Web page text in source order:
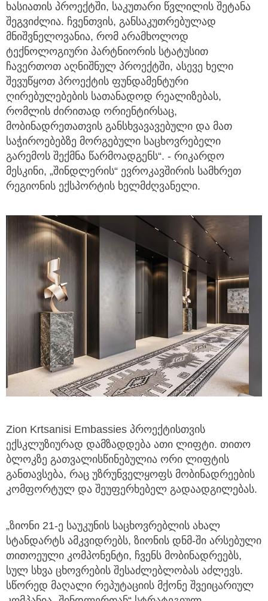
ხასიათის პროექტში, საკუთარი წვლილის შეტანა
შეგვიძლია. ჩვენთვის, განსაკუთრებულად
მნიშვნელოვანია, რომ არამხოლოდ
ტექნოლოგიური პარტნიორის სტატუსით
ჩავერთოთ აღნიშნულ პროექტში, ასევე ხელი
შევუწყოთ პროექტის ფუნდამენტური
ღირებულებების სათანადოდ რეალიზებას,
რომლის ძირითად ორიენტირსაც,
მობინადრეთათვის განსხვავავებული და მათ
საჭიროებებზე მორგებული საცხოვრებელი
გარემოს შექმნა წარმოადგენს“. - რიკარდო
მესკინი, „შინდლერის“ ევროკავშირის სამხრეთ
რეგიონის ექსპორტის ხელმძღვანელი.
Zion Krtsanisi Embassies პროექტისთვის
ექსკლუზიურად დამზადდება ათი ლიფტი. თითო
ბლოკზე გათვალისწინებულია ორი ლიფტის
განთავსება, რაც უზრუნველყოფს მობინადრეების
კომფორტულ და შეუფერხებელ გადაადგილებას.
„ზიონი 21-ე საუკუნის საცხოვრებლის ახალ
სტანდარტს ამკვიდრებს, ზიონის დნმ-ში არსებული
თითოეული კომპონენტი, ჩვენს მობინადრეებს,
სულ სხვა ცხოვრების შესაძლებლობას აძლევს.
სწორედ მაღალი რეპუტაციის მქონე შვეიცარიულ